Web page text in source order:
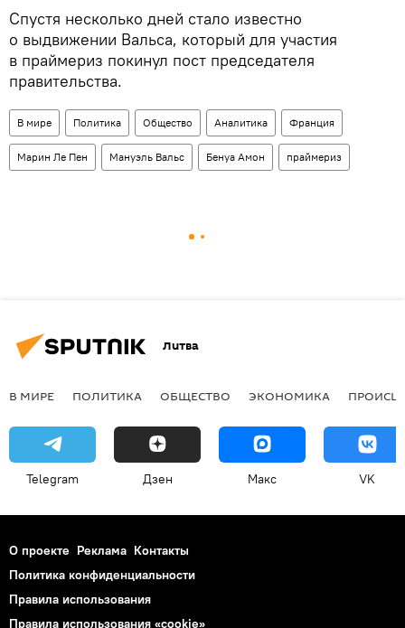
Спустя несколько дней стало известно
о выдвижении Вальса, который для участия
в праймериз покинул пост председателя
правительства.
В мире Политика Общество Аналитика Франция
Марин Ле Пен Мануэль Вальс Бенуа Амон праймериз
Литва
В МИРЕ ПОЛИТИКА ОБЩЕСТВО ЭКОНОМИКА
Telegram Дзен Макс VK
О проекте Реклама Контакты
Политика конфиденциальности
Правила использования
Правила использования «cookie»